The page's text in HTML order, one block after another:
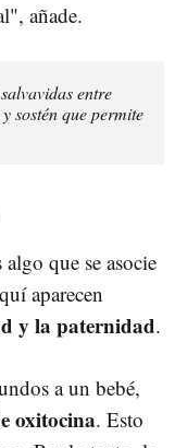
añade.
entre
sostén que permite
que se asocie
aparecen
y la paternidad.
a un bebé,
oxitocina. Esto